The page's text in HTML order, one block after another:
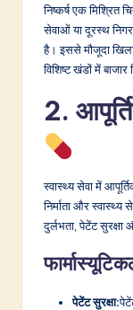
निष्कर्ष एक मिश्रित
सेवाओं या दूरस्थ
है। इससे मौजूदा
विशिष्ट खंडों में बाजार
2.
स्वास्थ्य सेवा में
निर्माता और
दुर्लभता, पेटेंट
पेटेंट सुरक्षा: